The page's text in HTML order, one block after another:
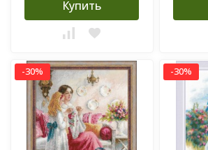
Купить
-30% -30%